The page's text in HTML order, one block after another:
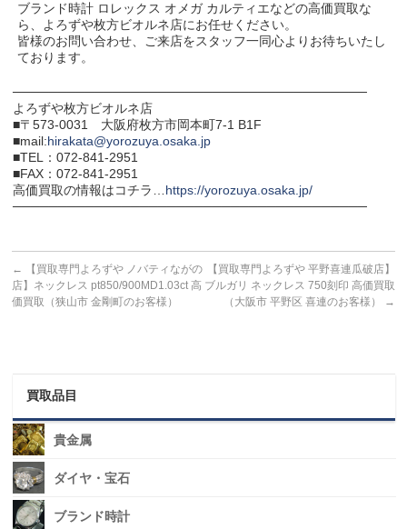
ブランド時計 ロレックス オメガ カルティエなどの高価買取な
ら、よろずや枚方ビオルネ店にお任せください。
皆様のお問い合わせ、ご来店をスタッフ一同心よりお待ちいたし
ております。
───────────────────────────────────────
よろずや枚方ビオルネ店
■〒573-0031 大阪府枚方市岡本町7-1 B1F
■mail:hirakata@yorozuya.osaka.jp
■TEL：072-841-2951
■FAX：072-841-2951
高価買取の情報はコチラ…https://yorozuya.osaka.jp/
───────────────────────────────────────
←
【買取専門よろずや ノバティながの
店】ネックレス pt850/900MD1.03ct 高
価買取（狭山市 金剛町のお客様）
【買取専門よろずや 平野喜連瓜破店】
ブルガリ ネックレス 750刻印 高価買取
（大阪市 平野区 喜連のお客様）
→
買取品目
貴金属
ダイヤ・宝石
ブランド時計